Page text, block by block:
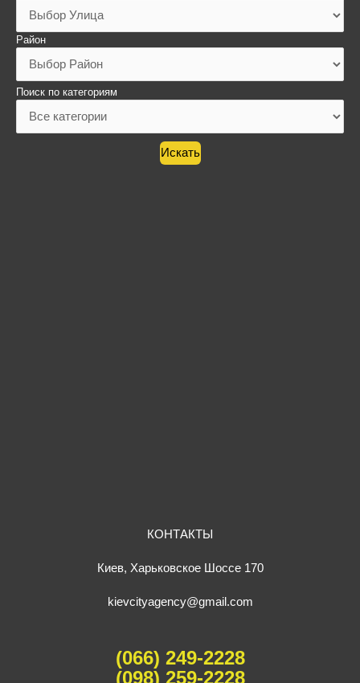
Район
Поиск по категориям
КОНТАКТЫ
Киев, Харьковское Шоссе 170
kievcityagency@gmail.com
(066) 249-2228
(098) 259-2228